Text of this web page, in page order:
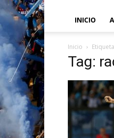
INICIO
Inicio
Tag: